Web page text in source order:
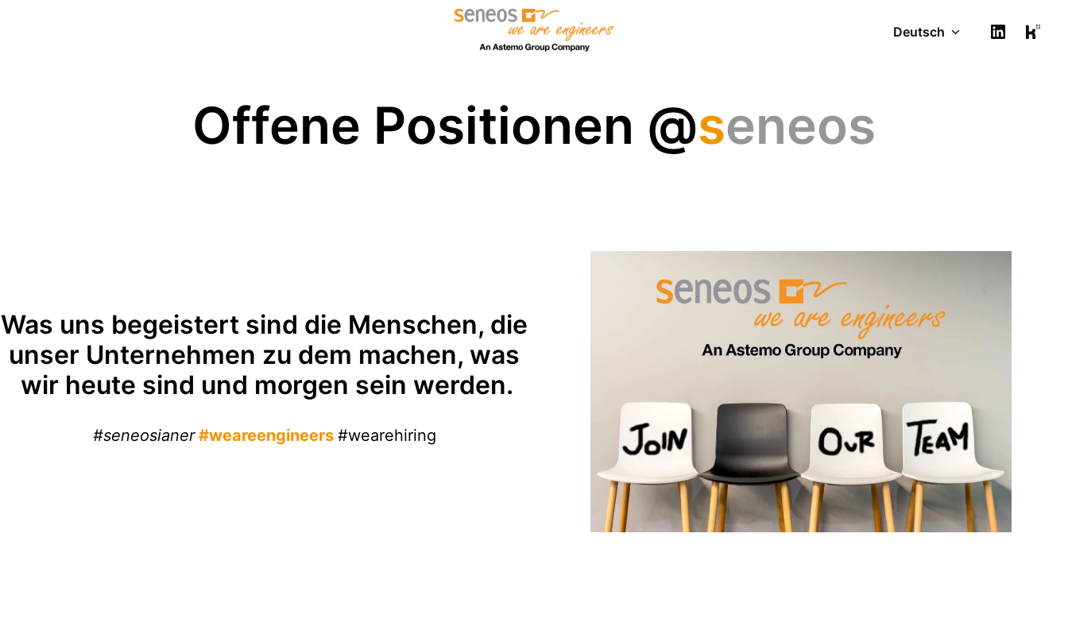
Startseite
Deutsch
Offene Positionen @seneos
Was uns begeistert sind die Menschen, die
unser Unternehmen zu dem machen, was
wir heute sind und morgen sein werden.
#seneosianer #weareengineers